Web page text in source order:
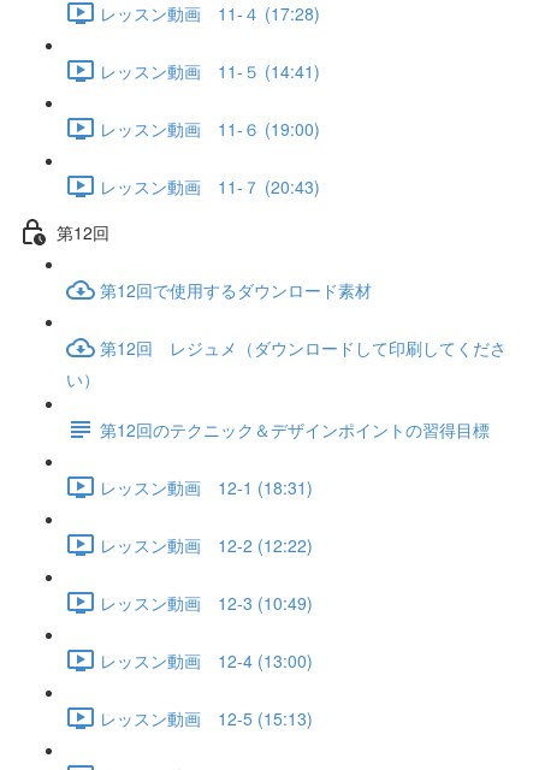
レッスン動画 11-４ (17:28)
レッスン動画 11-５ (14:41)
レッスン動画 11-６ (19:00)
レッスン動画 11-７ (20:43)
第12回
第12回で使用するダウンロード素材
第12回 レジュメ（ダウンロードして印刷してくださ
い）
第12回のテクニック＆デザインポイントの習得目標
レッスン動画 12-1 (18:31)
レッスン動画 12-2 (12:22)
レッスン動画 12-3 (10:49)
レッスン動画 12-4 (13:00)
レッスン動画 12-5 (15:13)